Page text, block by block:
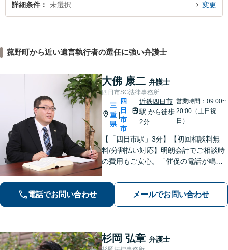
詳細条件 未選択 変更
菰野町から近い遺言執行者の選任に強い弁護士
大佛 康二 弁護士
四日市SG法律事務所
三
重
県
四
日
市
市
近鉄四日市
駅 から徒歩
2分
営業時間：09:00~
20:00（土日祝
日）
【「四日市駅」3分】【初回相談料無
料/分割払い対応】明朗会計でご相談時
の費用もご安心。「催促の電話が鳴り
た」に対応できます。自己破産や任意
整理、個人再生など幅広い解決方法を
提示【完全個室で安心】
電話でお問い合わせ メールでお問い合わせ
杉岡 弘章 弁護士